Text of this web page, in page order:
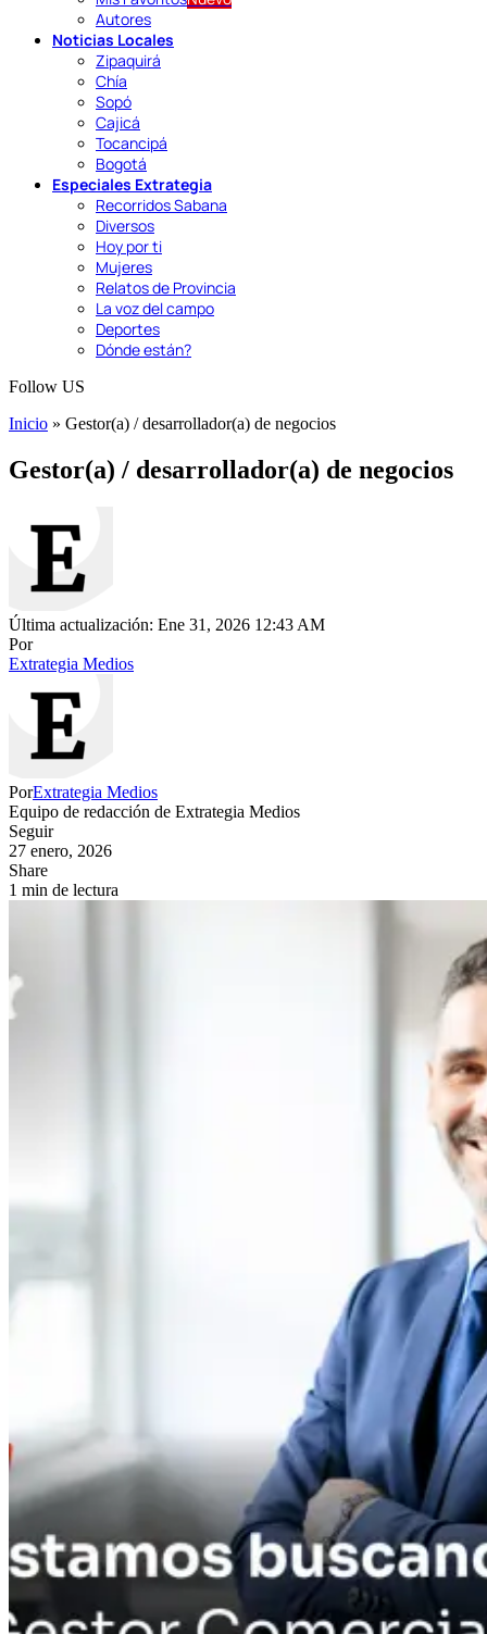
Autores
Noticias Locales
Zipaquirá
Chía
Sopó
Cajicá
Tocancipá
Bogotá
Especiales Extrategia
Recorridos Sabana
Diversos
Hoy por ti
Mujeres
Relatos de Provincia
La voz del campo
Deportes
Dónde están?
Follow US
Inicio » Gestor(a) / desarrollador(a) de negocios
Gestor(a) / desarrollador(a) de negocios
Última actualización: Ene 31, 2026 12:43 AM
Por
Extrategia Medios
PorExtrategia Medios
Equipo de redacción de Extrategia Medios
Seguir
27 enero, 2026
Share
1 min de lectura